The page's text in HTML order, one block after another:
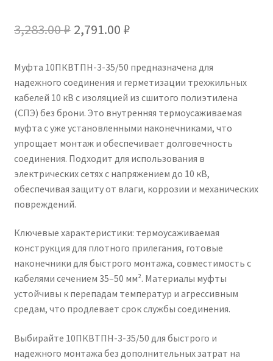
3,283.00₽ Первоначальная
составляла
3,283.00 ₽.
2,791.00 ₽Текущая
2,791.00 ₽.
Муфта 10ПКВТПН-3-35/50 предназначена для
надежного соединения и герметизации трехжильных
кабелей 10 кВ с изоляцией из сшитого полиэтилена
(СПЭ) без брони. Это внутренняя термоусаживаемая
муфта с уже установленными наконечниками, что
упрощает монтаж и обеспечивает долговечность
соединения. Подходит для использования в
электрических сетях с напряжением до 10 кВ,
обеспечивая защиту от влаги, коррозии и механических
повреждений.
Ключевые характеристики: термоусаживаемая
конструкция для плотного прилегания, готовые
наконечники для быстрого монтажа, совместимость с
кабелями сечением 35–50 мм². Материалы муфты
устойчивы к перепадам температур и агрессивным
средам, что продлевает срок службы соединения.
Выбирайте 10ПКВТПН-3-35/50 для быстрого и
надежного монтажа без дополнительных затрат на